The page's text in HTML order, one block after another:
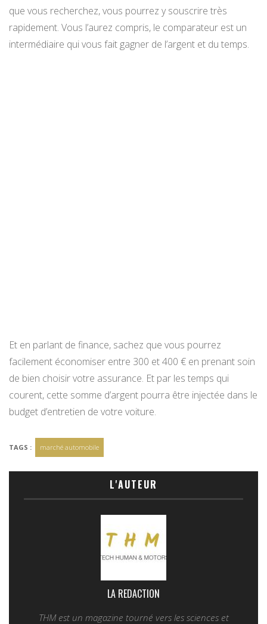
que vous recherchez, vous pourrez y souscrire très
rapidement. Vous l’aurez compris, le comparateur est un
intermédiaire qui vous fait gagner de l’argent et du temps.
Et en parlant de finance, sachez que vous pourrez
facilement économiser entre 300 et 400 € en prenant soin
de bien choisir votre assurance. Et par les temps qui
courent, cette somme d’argent pourra être injectée dans le
budget d’entretien de votre voiture.
TAGS : marché automobile
L'AUTEUR
LA REDACTION
THM est un magazine tourné vers les sciences et